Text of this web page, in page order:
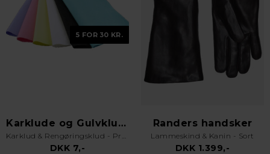
5 FOR 30 KR.
Karklude og Gulvklude
Karklud & Rengøringsklud - Pro Kvalitet - Valgfri Farve
DKK 7,-
Randers handsker
Lammeskind & Kanin - Sort
DKK 1.399,-